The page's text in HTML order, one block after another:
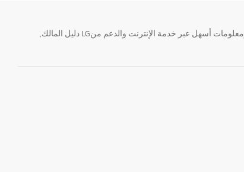
تحتاج معلومة؟ او لديك سؤال ؟ يمكننا المساعدة. سواء كنت فى حاجة الى حجز منتجك او التواصل مع احد ممثلى دعم LG أو الحصول على خدمة صيانة. إيجاد أجوبة ومعلومات أسهل عبر خدمة الإنترنت والدعم منLG دليل المالك,